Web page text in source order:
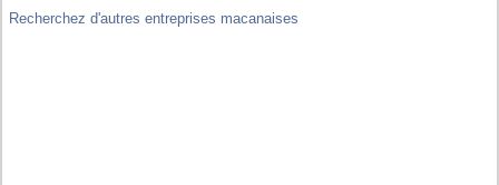
Recherchez d'autres entreprises macanaises